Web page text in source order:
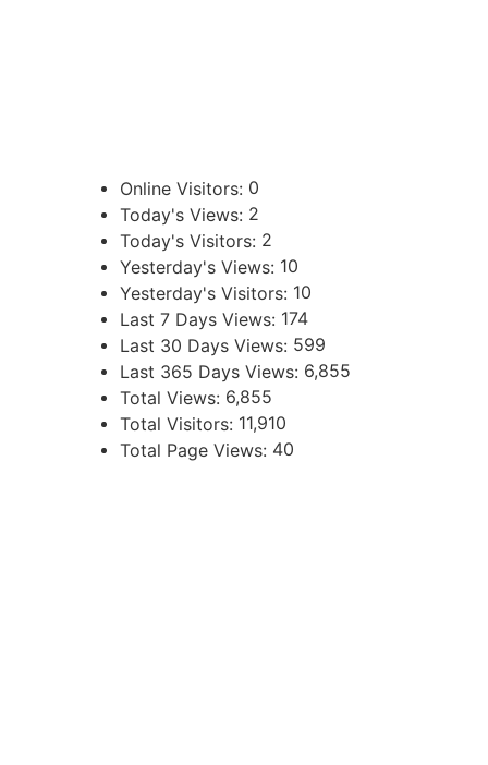
Online Visitors: 0
Today's Views: 2
Today's Visitors: 2
Yesterday's Views: 10
Yesterday's Visitors: 10
Last 7 Days Views: 174
Last 30 Days Views: 599
Last 365 Days Views: 6,855
Total Views: 6,855
Total Visitors: 11,910
Total Page Views: 40